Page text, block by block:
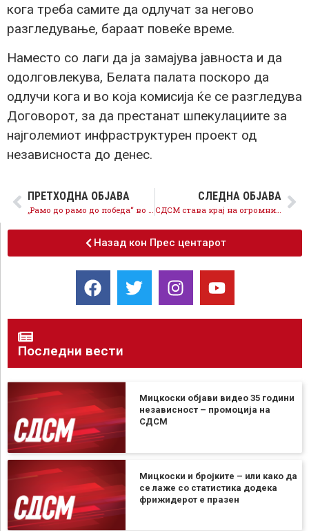
кога треба самите да одлучат за негово
разгледување, бараат повеќе време.
Наместо со лаги да ја замајува јавноста и да
одолговлекува, Белата палата поскоро да
одлучи кога и во која комисија ќе се разгледува
Договорот, за да престанат шпекулациите за
најголемиот инфраструктурен проект од
независноста до денес.
ПРЕТХОДНА ОБЈАВА
„Рамо до рамо до победа“ во Дебар и Центар Жупа: Ставаме крај на огромните каматни стапки, каматата не смее да биде повисока од долгот
СЛЕДНА ОБЈАВА
СДСМ става крај на огромните камати и профит од камати
Назад кон Прес центарот
Последни вести
Мицкоски објави видео 35 години
независност – промоција на
СДСМ
Мицкоски и бројките – или како да
се лаже со статистика додека
фрижидерот е празен